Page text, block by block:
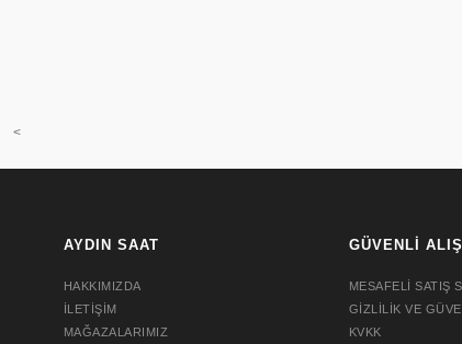
<
AYDIN SAAT
HAKKIMIZDA
İLETİŞİM
MAĞAZALARIMIZ
GÜVENLİ
MESAFELİ SATIŞ
GİZLİLİK VE
KVKK